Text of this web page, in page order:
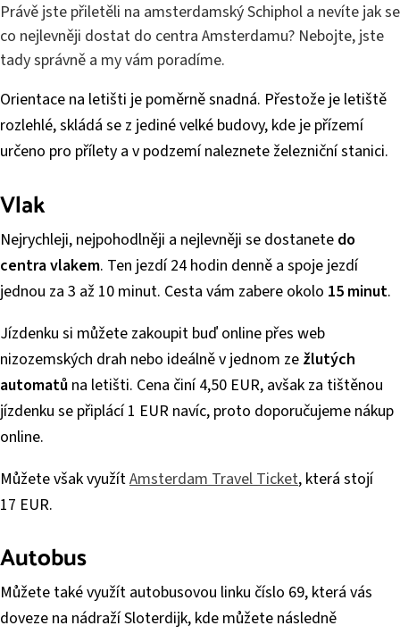
Právě jste přiletěli na amsterdamský Schiphol a nevíte jak se
co nejlevněji dostat do centra Amsterdamu? Nebojte, jste
tady správně a my vám poradíme.
Orientace na letišti je poměrně snadná. Přestože je letiště
rozlehlé, skládá se z jediné velké budovy, kde je přízemí
určeno pro přílety a v podzemí naleznete železniční stanici.
Vlak
Nejrychleji, nejpohodlněji a nejlevněji se dostanete do
centra vlakem. Ten jezdí 24 hodin denně a spoje jezdí
jednou za 3 až 10 minut. Cesta vám zabere okolo 15 minut.
Jízdenku si můžete zakoupit buď online přes web
nizozemských drah nebo ideálně v jednom ze žlutých
automatů na letišti. Cena činí 4,50 EUR, avšak za tištěnou
jízdenku se připlácí 1 EUR navíc, proto doporučujeme nákup
online.
Můžete však využítAmsterdam Travel Ticket, která stojí
17 EUR.
Autobus
Můžete také využít autobusovou linku číslo 69, která vás
doveze na nádraží Sloterdijk, kde můžete následně